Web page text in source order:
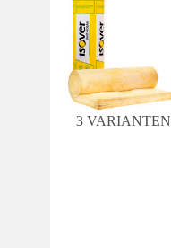
3 VARIANTEN